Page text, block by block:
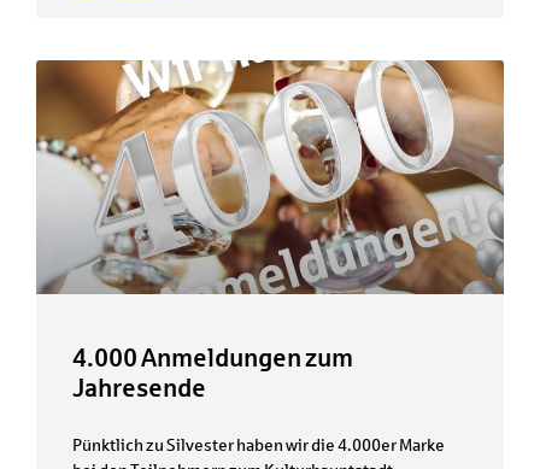
4.000 Anmeldungen zum
Jahresende
Pünktlich zu Silvester haben wir die 4.000er Marke